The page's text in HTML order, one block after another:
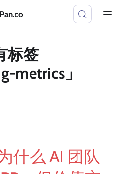
标签
metrics」
什么 AI 团队